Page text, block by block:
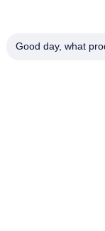
papier 0.55mm
Good day, what